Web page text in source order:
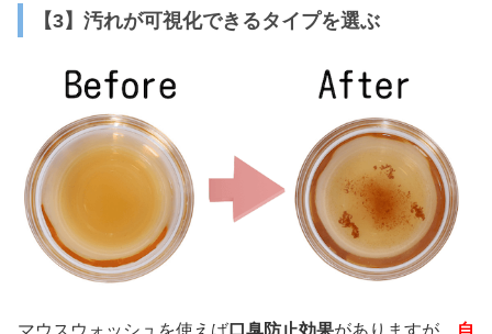
【3】汚れが可視化できるタイプを選ぶ
マウスウォッシュを使えば口臭防止効果がありますが、 自